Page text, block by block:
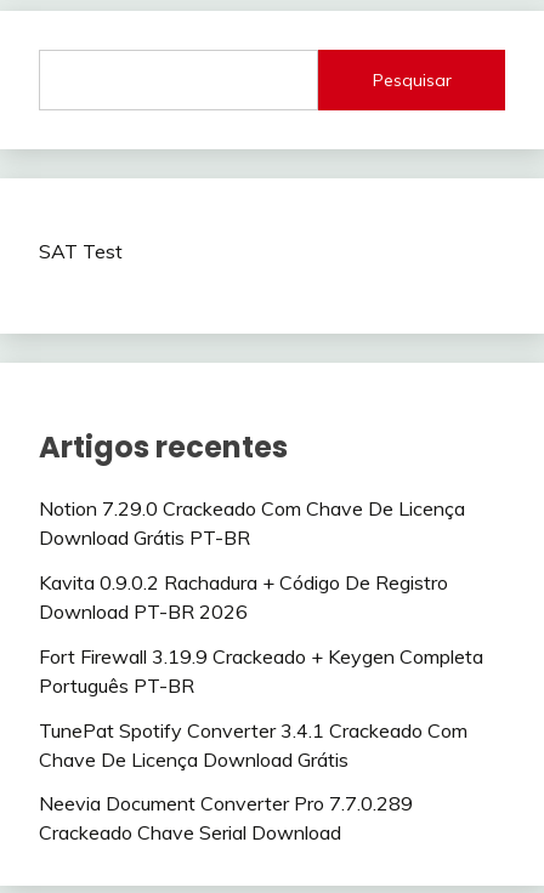
Pesquisar
SAT Test
Artigos recentes
Notion 7.29.0 Crackeado Com Chave De Licença
Download Grátis PT-BR
Kavita 0.9.0.2 Rachadura + Código De Registro
Download PT-BR 2026
Fort Firewall 3.19.9 Crackeado + Keygen Completa
Português PT-BR
TunePat Spotify Converter 3.4.1 Crackeado Com
Chave De Licença Download Grátis
Neevia Document Converter Pro 7.7.0.289
Crackeado Chave Serial Download